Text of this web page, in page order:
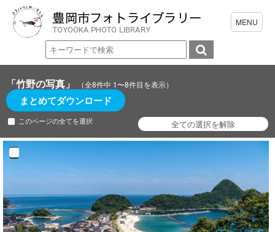
「竹野の写真」 （全8件中 1〜8件目を表示）
まとめてダウンロード
このページの全てを選択